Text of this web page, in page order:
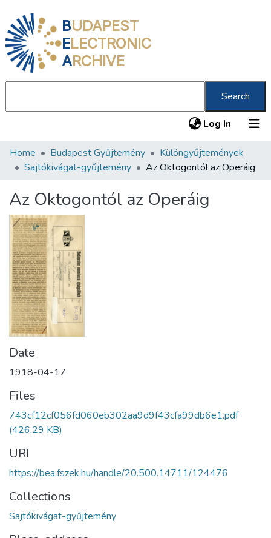
BUDAPEST
ELECTRONIC
ARCHIVE
Search
Log In (current)
Communities & Collections
Statistics
About us
Home Budapest Gyűjtemény
Különgyűjtemények
Sajtókivágat-gyűjtemény
Az Oktogontól az Operáig
Az Oktogontól az Operáig
Date
1918-04-17
Files
743cf12cf056fd060eb302aa9d9f43cfa99db6e1.pdf
(426.29 KB)
URI
https://bea.fszek.hu/handle/20.500.14711/124476
Collections
Sajtókivágat-gyűjtemény